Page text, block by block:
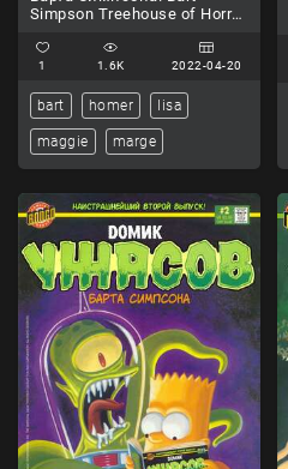
Simpson Treehouse of Horror
1 1.6K 2022-04-20
bart homer lisa
maggie marge